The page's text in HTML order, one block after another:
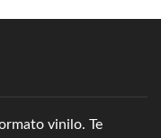
vinilo. Te